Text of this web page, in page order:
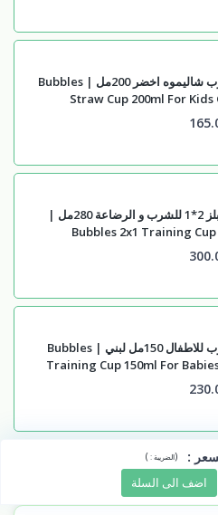
بابلز كوب شاليموه اخضر 200مل | Bubbles
Straw Cup 200ml For Kids
كوب بابلز 2*1 للشرب و الرضاعة 280مل |
Bubbles 2x1 Training Cup
بابلز كوب للاطفال 150مل لبني | Bubbles
Training Cup 150ml For
:
(الضريبة :)
اضف الى السلة